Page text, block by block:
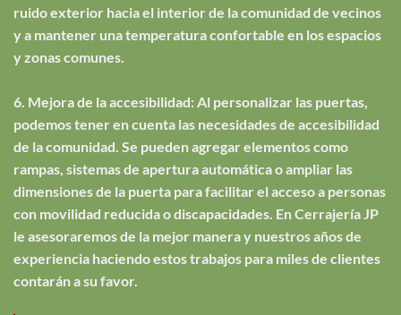
ruido exterior hacia el interior de la comunidad de vecinos
y a mantener una temperatura confortable en los espacios
y zonas comunes.
6. Mejora de la accesibilidad: Al personalizar las puertas,
podemos tener en cuenta las necesidades de accesibilidad
de la comunidad. Se pueden agregar elementos como
rampas, sistemas de apertura automática o ampliar las
dimensiones de la puerta para facilitar el acceso a personas
con movilidad reducida o discapacidades. En Cerrajería JP
le asesoraremos de la mejor manera y nuestros años de
experiencia haciendo estos trabajos para miles de clientes
contarán a su favor.